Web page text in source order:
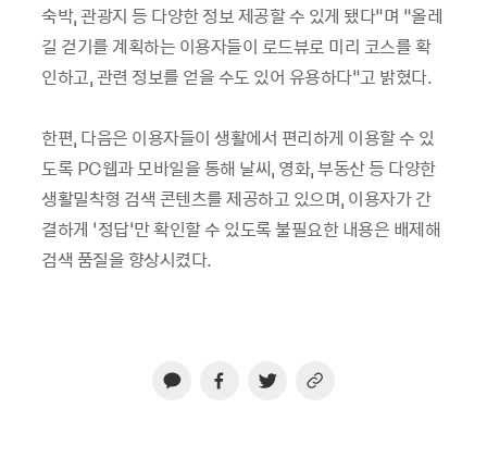
숙박, 관광지 등 다양한 정보 제공할 수 있게 됐다”며 “올레
길 걷기를 계획하는 이용자들이 로드뷰로 미리 코스를 확
인하고, 관련 정보를 얻을 수도 있어 유용하다”고 밝혔다.
한편, 다음은 이용자들이 생활에서 편리하게 이용할 수 있
도록 PC웹과 모바일을 통해 날씨, 영화, 부동산 등 다양한
생활밀착형 검색 콘텐츠를 제공하고 있으며, 이용자가 간
결하게 ‘정답’만 확인할 수 있도록 불필요한 내용은 배제해
검색 품질을 향상시켰다.